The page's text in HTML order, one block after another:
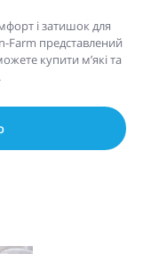
і затишок для
Farm представлений
купити м’які та